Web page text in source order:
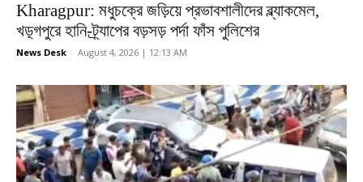
Kharagpur: মধুচক্রে জড়িয়ে প্রভাবশালীদের ব্ল্যাকমেল,
খড়্গপুরে হানি-ট্র্যাপের বড়সড় পর্দা ফাঁস পুলিশের
News Desk - August 4, 2026 | 12:13 AM